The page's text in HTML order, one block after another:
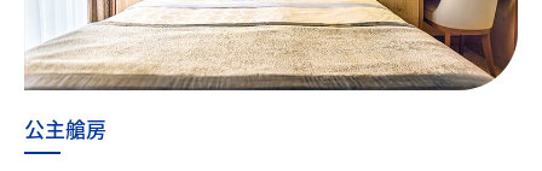
公主艙房